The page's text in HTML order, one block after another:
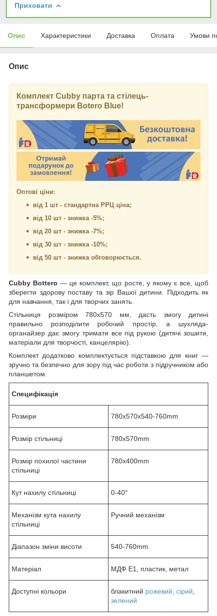
Приховати
Опис Характеристики Доставка Оплата Умови
Опис
Комплект Cubby парта та стілець-
трансформери Botero Blue!
Оптові ціни:
від 1 шт - стандартна РРЦ ціна;
від 10 шт - знижка -5%;
від 20 шт - знижка -7%;
від 30 шт - знижка -10%;
від 50 шт - знижка обговорюється.
Cubby Bottero — це комплект, що росте, у якому є все, щоб
зберегти здорову поставу та зір Вашої дитини. Підходить як
для навчання, так і для творчих занять.
Стільниця розміром 780x570 мм, дасть змогу дитині
правильно розподілити робочий простір, а шухляда-
органайзер дає змогу тримати все під рукою (дитячі зошити,
матеріали для творчості, канцелярію).
Комплект додатково комплектується підставкою для книг —
зручно та безпечно для зору під час роботи з підручником або
планшетом.
Специфікація
Розміри 780x570x540-760mm
Розмір стільниці 780x570mm
Розмір похилої частини
стільниці
780x400mm
Кут нахилу стільниці 0-40°
Механізм кута нахилу
стільниці
Ручний механізм
Діапазон зміни висоти 540-760mm
Матеріал МДФ E1, пластик, метал
Доступні кольори блакитний рожевий сірий
зелений